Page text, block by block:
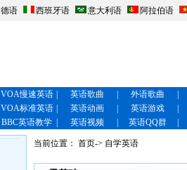
德语 西班牙语 意大利语 阿拉伯语
VOA慢速英语 英语歌曲 外语歌曲
VOA标准英语 英语动画 英语游戏
BBC英语教学 英语视频 英语QQ群
当前位置： 首页-> 自学英语